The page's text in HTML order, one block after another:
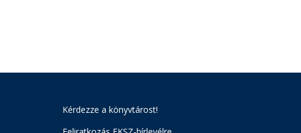
Kérdezze a könyvtárost!